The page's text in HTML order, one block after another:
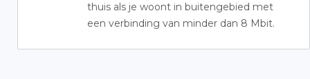
thuis als je woont in buitengebied met
een verbinding van minder dan 8 Mbit.